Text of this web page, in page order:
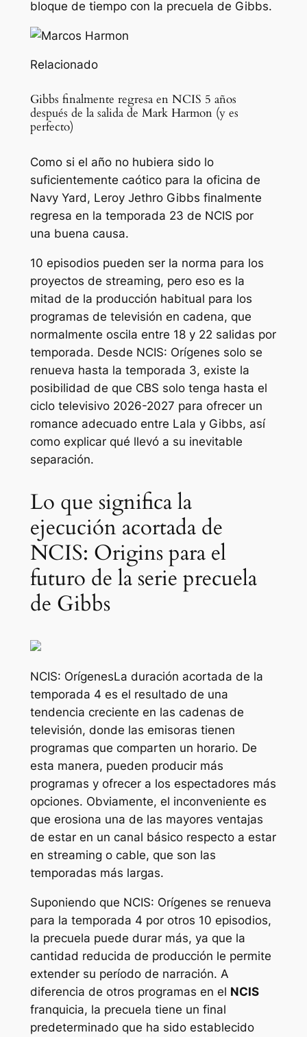
bloque de tiempo con la precuela de Gibbs.
Relacionado
Gibbs finalmente regresa en NCIS 5 años
después de la salida de Mark Harmon (y es
perfecto)
Como si el año no hubiera sido lo
suficientemente caótico para la oficina de
Navy Yard, Leroy Jethro Gibbs finalmente
regresa en la temporada 23 de NCIS por
una buena causa.
10 episodios pueden ser la norma para los
proyectos de streaming, pero eso es la
mitad de la producción habitual para los
programas de televisión en cadena, que
normalmente oscila entre 18 y 22 salidas por
temporada. Desde NCIS: Orígenes solo se
renueva hasta la temporada 3, existe la
posibilidad de que CBS solo tenga hasta el
ciclo televisivo 2026-2027 para ofrecer un
romance adecuado entre Lala y Gibbs, así
como explicar qué llevó a su inevitable
separación.
Lo que significa la
ejecución acortada de
NCIS: Origins para el
futuro de la serie precuela
de Gibbs
NCIS: OrígenesLa duración acortada de la
temporada 4 es el resultado de una
tendencia creciente en las cadenas de
televisión, donde las emisoras tienen
programas que comparten un horario. De
esta manera, pueden producir más
programas y ofrecer a los espectadores más
opciones. Obviamente, el inconveniente es
que erosiona una de las mayores ventajas
de estar en un canal básico respecto a estar
en streaming o cable, que son las
temporadas más largas.
Suponiendo que NCIS: Orígenes se renueva
para la temporada 4 por otros 10 episodios,
la precuela puede durar más, ya que la
cantidad reducida de producción le permite
extender su período de narración. A
diferencia de otros programas en el NCIS
franquicia, la precuela tiene un final
predeterminado que ha sido establecido